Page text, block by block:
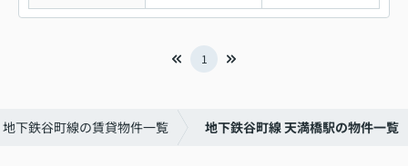
1
地下鉄谷町線の賃貸物件一覧 地下鉄谷町線 天満橋駅の物件一覧